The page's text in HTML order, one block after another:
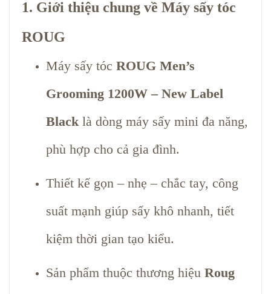
1. Giới thiệu chung về Máy sấy tóc
ROUG
Máy sấy tóc ROUG Men’s
Grooming 1200W – New Label
Blacklà dòng máy sấy mini đa năng,
phù hợp cho cả gia đình.
Thiết kế gọn – nhẹ – chắc tay, công
suất mạnh giúp sấy khô nhanh, tiết
kiệm thời gian tạo kiểu.
Sản phẩm thuộc thương hiệu Roug